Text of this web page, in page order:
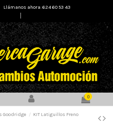
Llámanos ahora: 624 60 53 43
0
Goodridge
KIT Latiguillos Freno